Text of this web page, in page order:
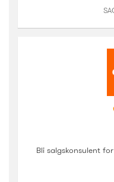
Bli salgskonsulent